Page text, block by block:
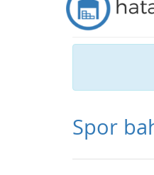
Spor